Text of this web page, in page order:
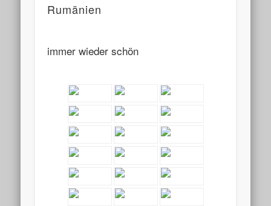
Rumänien
immer wieder schön